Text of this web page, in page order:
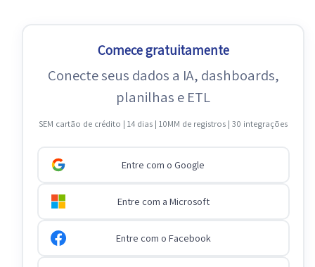
Comece gratuitamente
Conecte seus dados a IA, dashboards,
planilhas e ETL
SEM cartão de crédito | 14 dias | 10MM de registros | 30 integrações
Entre com o Google
Entre com a Microsoft
Entre com o Facebook